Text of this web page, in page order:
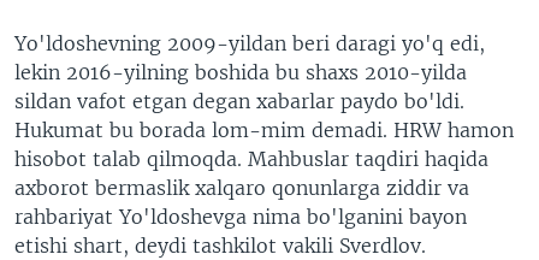
Yo'ldoshevning 2009-yildan beri daragi yo'q edi,
lekin 2016-yilning boshida bu shaxs 2010-yilda
sildan vafot etgan degan xabarlar paydo bo'ldi.
Hukumat bu borada lom-mim demadi. HRW hamon
hisobot talab qilmoqda. Mahbuslar taqdiri haqida
axborot bermaslik xalqaro qonunlarga ziddir va
rahbariyat Yo'ldoshevga nima bo'lganini bayon
etishi shart, deydi tashkilot vakili Sverdlov.